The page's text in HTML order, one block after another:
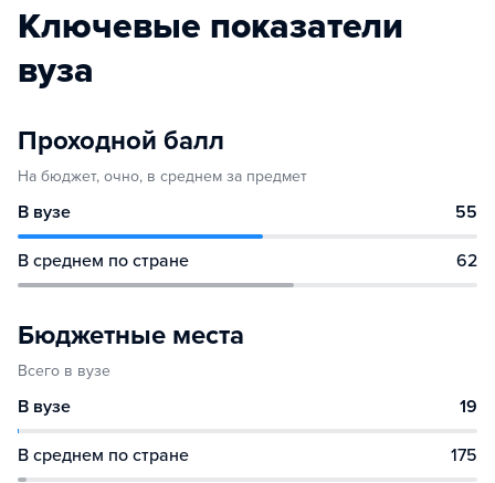
Ключевые показатели
вуза
Проходной балл
На бюджет, очно, в среднем за предмет
В вузе 55
В среднем по стране 62
Бюджетные места
Всего в вузе
В вузе 19
В среднем по стране 175